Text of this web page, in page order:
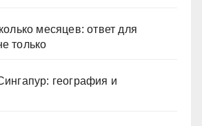
месяцев: ответ для
только
география и